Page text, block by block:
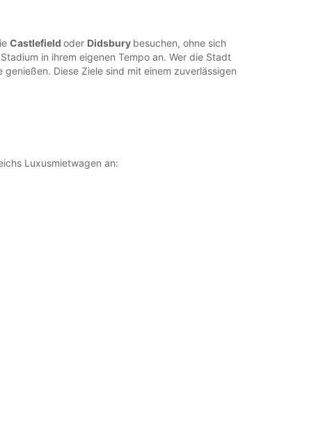
Castlefield oder Didsbury besuchen, ohne sich
in ihrem eigenen Tempo an. Wer die Stadt
Diese Ziele sind mit einem zuverlässigen
Luxusmietwagen an: